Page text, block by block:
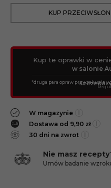
Kup te oprawki w
w salonie
*druga para opraw przy zakupie
W magazynie
Dostawa od 9,90 zł
30 dni na zwrot
KUP
Nie masz
Umów badanie